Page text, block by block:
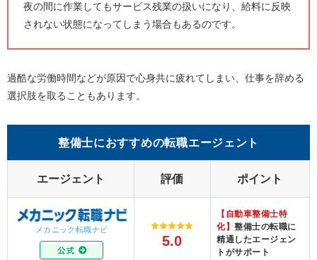
夜の間に作業してもサービス残業の扱いになり、給料に反映
されない状態になってしまう場合もあるのです。
過酷な労働時間などが原因で心身共に疲れてしまい、仕事を辞める
選択肢を取ることもあります。
整備士におすすめの転職エージェント
エージェント 評価 ポイント
メカニック転職ナビ
5.0
【自動車整備士特
化】整備士の転職に
精通したエージェン
トがサポート